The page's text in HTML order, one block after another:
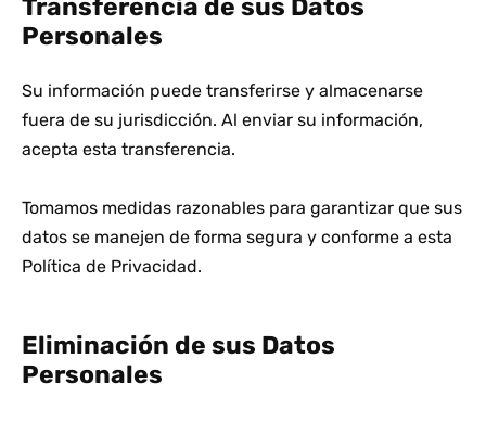
Personales
Su información puede transferirse y almacenarse
fuera de su jurisdicción. Al enviar su información,
acepta esta transferencia.
Tomamos medidas razonables para garantizar que sus
datos se manejen de forma segura y conforme a esta
Política de Privacidad.
Eliminación de sus Datos
Personales